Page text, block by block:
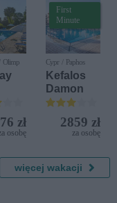
Olimp
zł
osobę
First
Minute
Cypr / Paphos
Kefalos
Damon
2859 zł
za osobę
więcej wakacji